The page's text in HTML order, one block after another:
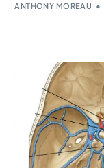
ANTHONY MOREAU